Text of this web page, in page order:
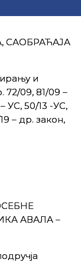
САОБРАЋАЈА
и
72/09, 81/09 –
– УС, 50/13 -УС,
– др. закон,
АВАЛА –